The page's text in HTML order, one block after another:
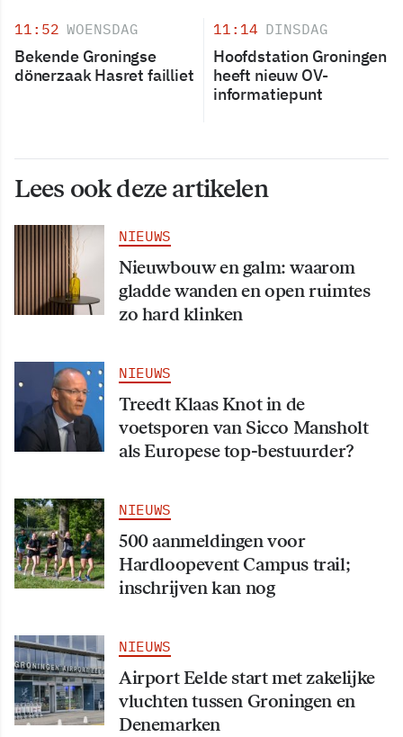
11:52 WOENSDAG
Bekende Groningse
dönerzaak Hasret failliet
11:14 DINSDAG
Hoofdstation Groningen
heeft nieuw OV-
informatiepunt
Lees ook deze artikelen
NIEUWS
Nieuwbouw en galm: waarom
gladde wanden en open ruimtes
zo hard klinken
NIEUWS
Treedt Klaas Knot in de
voetsporen van Sicco Mansholt
als Europese top-bestuurder?
NIEUWS
500 aanmeldingen voor
Hardloopevent Campus trail;
inschrijven kan nog
NIEUWS
Airport Eelde start met zakelijke
vluchten tussen Groningen en
Denemarken